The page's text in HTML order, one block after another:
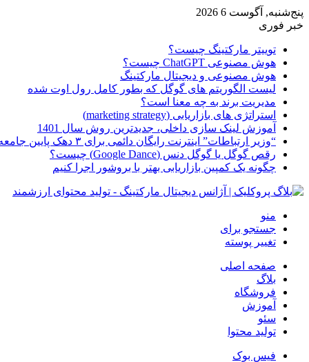
پنج‌شنبه, آگوست 6 2026
خبر فوری
توییتر مارکتینگ چیست؟
هوش مصنوعی ChatGPT چیست؟
هوش مصنوعی و دیجیتال مارکتینگ
لیست الگوریتم های گوگل که بطور کامل رول اوت شده
مدیریت برند به چه معنا است؟
استراتژی های بازاریابی (marketing strategy)
آموزش لینک سازی داخلی، جدیدترین روش سال 1401
“وزیر ارتباطات” اینترنت رایگان دائمی برای ۳ دهک پایین جامعه از امروز ارائه شده
رقص گوگل یا گوگل دنس (Google Dance) چیست؟
چگونه یک کمپین بازاریابی بهتر با بروشور اجرا کنیم
منو
جستجو برای
تغییر پوسته
صفحه اصلی
بلاگ
فروشگاه
آموزش
سئو
تولید محتوا
فیس بوک